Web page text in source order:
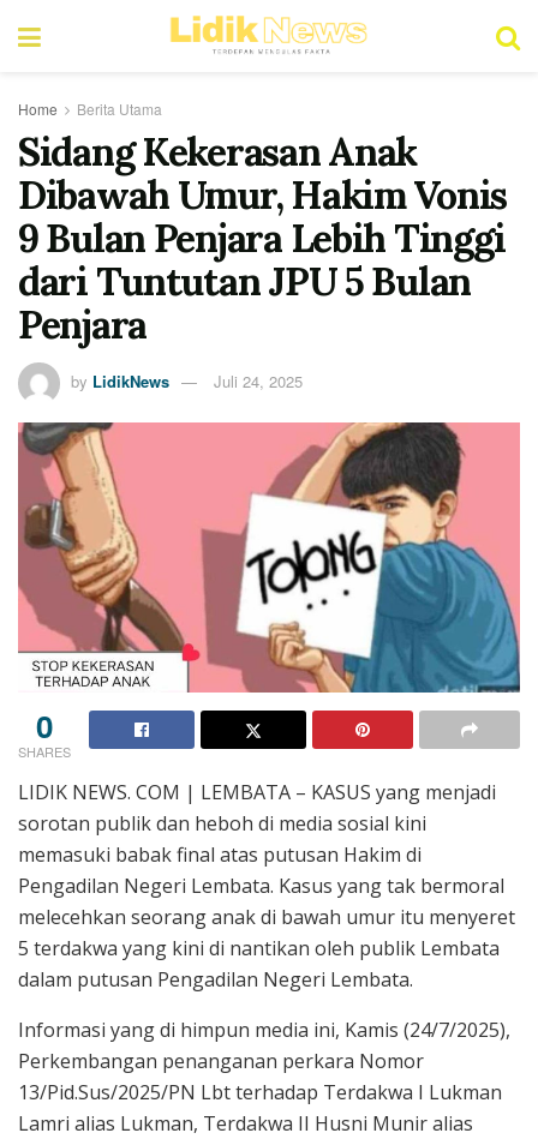
Home Berita Utama
Sidang Kekerasan Anak
Dibawah Umur, Hakim Vonis
9 Bulan Penjara Lebih Tinggi
dari Tuntutan JPU 5 Bulan
Penjara
by LidikNews Juli 24, 2025
0
SHARES
LIDIK NEWS. COM | LEMBATA – KASUS yang menjadi
sorotan publik dan heboh di media sosial kini
memasuki babak final atas putusan Hakim di
Pengadilan Negeri Lembata. Kasus yang tak bermoral
melecehkan seorang anak di bawah umur itu menyeret
5 terdakwa yang kini di nantikan oleh publik Lembata
dalam putusan Pengadilan Negeri Lembata.
Informasi yang di himpun media ini, Kamis (24/7/2025),
Perkembangan penanganan perkara Nomor
13/Pid.Sus/2025/PN Lbt terhadap Terdakwa I Lukman
Lamri alias Lukman, Terdakwa II Husni Munir alias